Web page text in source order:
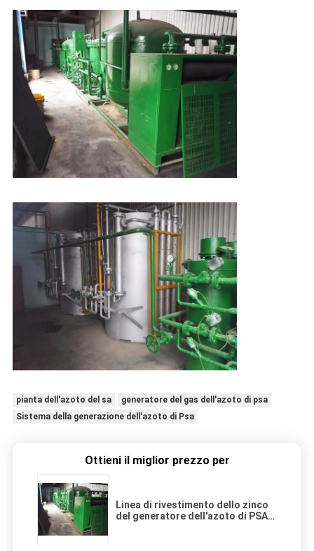
pianta dell'azoto del sa
generatore del gas dell'azoto di psa
Sistema della generazione dell'azoto di Psa
Ottieni il miglior prezzo per
Linea di rivestimento dello zinco
del generatore dell'azoto di PSA